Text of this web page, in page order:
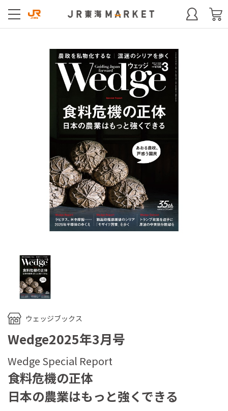
ウェッジブックス
Wedge2025年3月号
Wedge Special Report
食料危機の正体
日本の農業はもっと強くできる